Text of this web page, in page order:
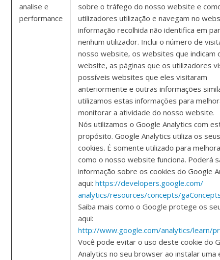
analise e
performance
sobre o tráfego do nosso website e
utilizadores utilização e navegam no
informação recolhida não identifica em
nenhum utilizador. Inclui o número de
nosso website, os websites que indicam
website, as páginas que os utilizadores
possíveis websites que eles visitaram
anteriormente e outras informações
utilizamos estas informações para
monitorar a atividade do nosso website.
Nós utilizamos o Google Analytics com
propósito. Google Analytics utiliza os
cookies. É somente utilizado para
como o nosso website funciona. Poderá
informação sobre os cookies do Google
aqui: https://developers.google.com/
analytics/resources/concepts/
Saiba mais como o Google protege os
aqui:
http://www.google.com/analytics/learn/
Você pode evitar o uso deste cookie do
Analytics no seu browser ao instalar uma